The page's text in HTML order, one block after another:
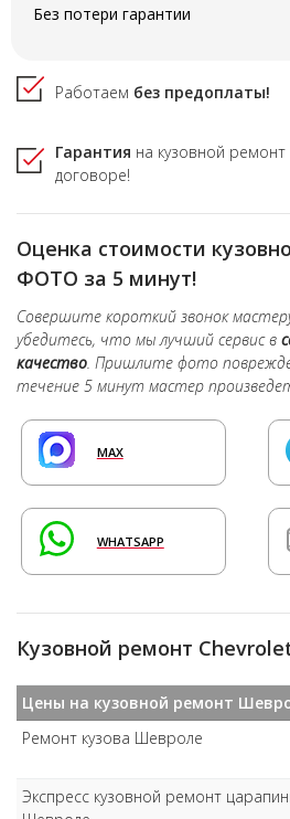
Без потери гарантии
Работаем без предоплаты!
Гарантия на кузовной ремонт
договоре!
Оценка стоимости
ФОТО за 5 минут!
Совершите короткий звонок
убедитесь, что мы лучший сервис в
качество. Пришлите фото
течение 5 минут мастер
MAX
WHATSAPP
Кузовной ремонт
Цены на кузовной ремонт
Ремонт кузова Шевроле
Экспресс кузовной ремонт